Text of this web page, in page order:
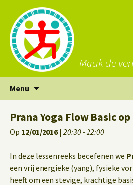
Maak de
Menu
inhoud
Prana Yoga Flow Basic
Op 12/01/2016| 20:30 - 22:00
In deze lessenreeks beoefenen we
een vrij energieke (yang), fysieke
heeft om een stevige, krachtige